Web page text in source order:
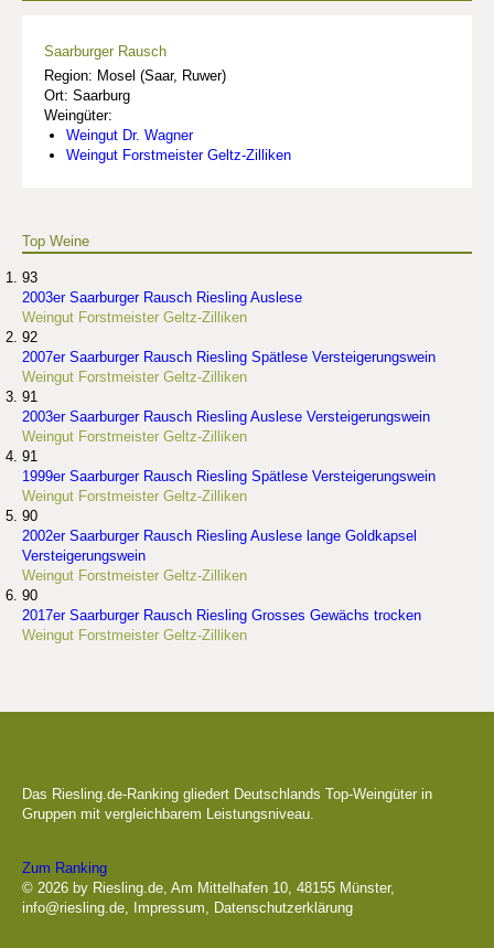
Saarburger Rausch
Region: Mosel (Saar, Ruwer)
Ort: Saarburg
Weingüter:
Weingut Dr. Wagner
Weingut Forstmeister Geltz-Zilliken
Top Weine
93
2003er Saarburger Rausch Riesling Auslese
Weingut Forstmeister Geltz-Zilliken
92
2007er Saarburger Rausch Riesling Spätlese Versteigerungswein
Weingut Forstmeister Geltz-Zilliken
91
2003er Saarburger Rausch Riesling Auslese Versteigerungswein
Weingut Forstmeister Geltz-Zilliken
91
1999er Saarburger Rausch Riesling Spätlese Versteigerungswein
Weingut Forstmeister Geltz-Zilliken
90
2002er Saarburger Rausch Riesling Auslese lange Goldkapsel
Versteigerungswein
Weingut Forstmeister Geltz-Zilliken
90
2017er Saarburger Rausch Riesling Grosses Gewächs trocken
Weingut Forstmeister Geltz-Zilliken
Das Riesling.de-Ranking gliedert Deutschlands Top-Weingüter in
Gruppen mit vergleichbarem Leistungsniveau.
Zum Ranking
© 2026 by Riesling.de, Am Mittelhafen 10, 48155 Münster,
info@riesling.de, Impressum, Datenschutzerklärung